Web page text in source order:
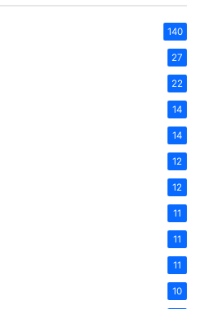
140
27
22
14
14
12
12
11
11
11
10